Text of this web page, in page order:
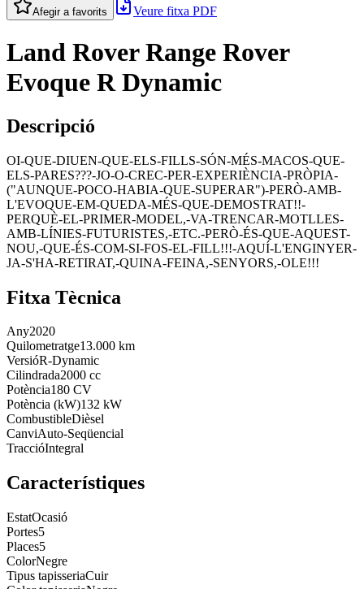
Afegir a favorits Veure fitxa PDF
Land Rover Range Rover
Evoque R Dynamic
Descripció
OI-QUE-DIUEN-QUE-ELS-FILLS-SÓN-MÉS-MACOS-QUE-
ELS-PARES???-JO-O-CREC-PER-EXPERIÈNCIA-PRÒPIA-
("AUNQUE-POCO-HABIA-QUE-SUPERAR")-PERÒ-AMB-
L'EVOQUE-EM-QUEDA-MÉS-QUE-DEMOSTRAT!!-
PERQUÈ-EL-PRIMER-MODEL,-VA-TRENCAR-MOTLLES-
AMB-LÍNIES-FUTURISTES,-ETC.-PERÒ-ÉS-QUE-AQUEST-
NOU,-QUE-ÉS-COM-SI-FOS-EL-FILL!!!-AQUÍ-L'ENGINYER-
JA-S'HA-RETIRAT,-QUINA-FEINA,-SENYORS,-OLE!!!
Fitxa Tècnica
Any2020
Quilometratge13.000 km
VersióR-Dynamic
Cilindrada2000 cc
Potència180 CV
Potència (kW)132 kW
CombustibleDièsel
CanviAuto-Seqüencial
TraccióIntegral
Característiques
EstatOcasió
Portes5
Places5
ColorNegre
Tipus tapisseriaCuir